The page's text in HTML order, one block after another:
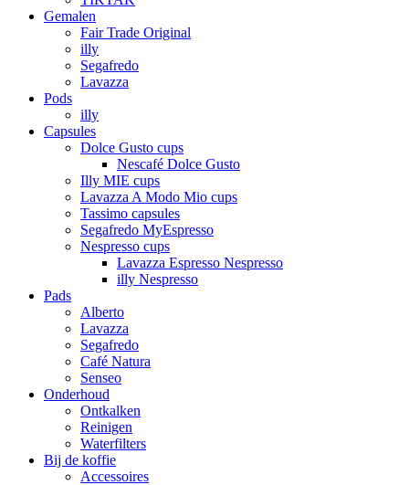
Gemalen
Fair Trade Original
illy
Segafredo
Lavazza
Pods
illy
Capsules
Dolce Gusto cups
Nescafé Dolce Gusto
Illy MIE cups
Lavazza A Modo Mio cups
Tassimo capsules
Segafredo MyEspresso
Nespresso cups
Lavazza Espresso Nespresso
illy Nespresso
Pads
Alberto
Lavazza
Segafredo
Café Natura
Senseo
Onderhoud
Ontkalken
Reinigen
Waterfilters
Bij de koffie
Accessoires